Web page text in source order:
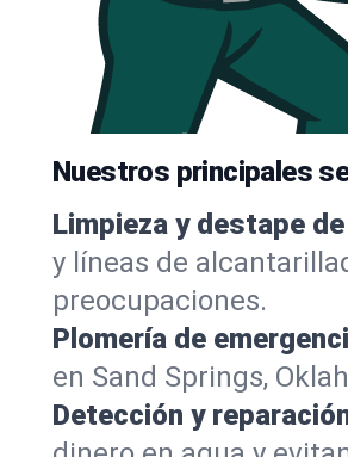
Nuestros principales
Limpieza y destape
y líneas de
preocupaciones.
Plomería de
en Sand Springs,
Detección y